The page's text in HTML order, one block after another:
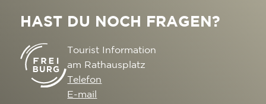
HAST DU NOCH FRAGEN?
Tourist Information
am Rathausplatz
Telefon
E-mail